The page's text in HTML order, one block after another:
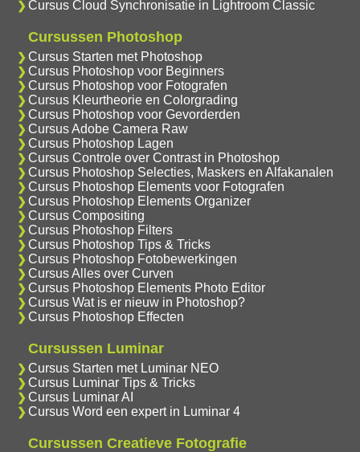
Cursus Cloud Synchronisatie in Lightroom Classic
Cursussen Photoshop
Cursus Starten met Photoshop
Cursus Photoshop voor Beginners
Cursus Photoshop voor Fotografen
Cursus Kleurtheorie en Colorgrading
Cursus Photoshop voor Gevorderden
Cursus Adobe Camera Raw
Cursus Photoshop Lagen
Cursus Controle over Contrast in Photoshop
Cursus Photoshop Selecties, Maskers en Alfakanalen
Cursus Photoshop Elements voor Fotografen
Cursus Photoshop Elements Organizer
Cursus Compositing
Cursus Photoshop Filters
Cursus Photoshop Tips & Tricks
Cursus Photoshop Fotobewerkingen
Cursus Alles over Curven
Cursus Photoshop Elements Photo Editor
Cursus Wat is er nieuw in Photoshop?
Cursus Photoshop Effecten
Cursussen Luminar
Cursus Starten met Luminar NEO
Cursus Luminar Tips & Tricks
Cursus Luminar AI
Cursus Word een expert in Luminar 4
Cursussen Creatieve Fotografie